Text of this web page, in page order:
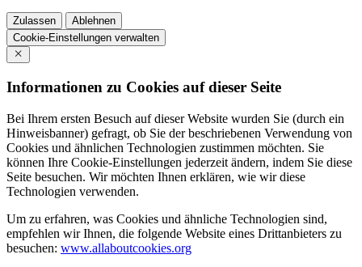
Zulassen
Ablehnen
Cookie-Einstellungen verwalten
Informationen zu Cookies auf dieser Seite
Bei Ihrem ersten Besuch auf dieser Website wurden Sie (durch ein
Hinweisbanner) gefragt, ob Sie der beschriebenen Verwendung von
Cookies und ähnlichen Technologien zustimmen möchten. Sie
können Ihre Cookie-Einstellungen jederzeit ändern, indem Sie diese
Seite besuchen. Wir möchten Ihnen erklären, wie wir diese
Technologien verwenden.
Um zu erfahren, was Cookies und ähnliche Technologien sind,
empfehlen wir Ihnen, die folgende Website eines Drittanbieters zu
besuchen: www.allaboutcookies.org